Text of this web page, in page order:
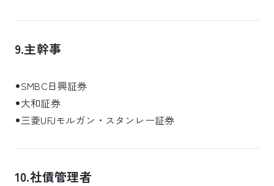
9.主幹事
SMBC日興証券
大和証券
三菱UFJモルガン・スタンレー証券
10.社債管理者